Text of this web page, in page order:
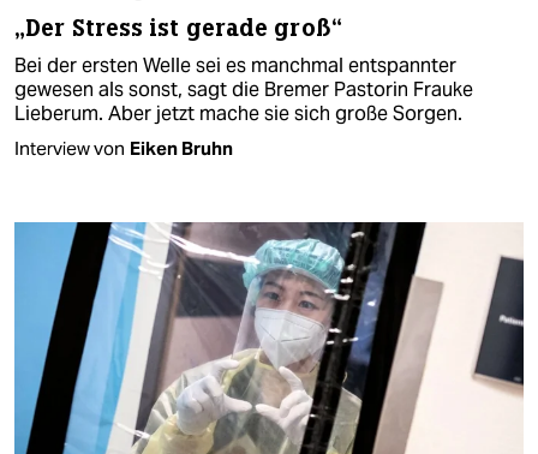
„Der Stress ist gerade groß“
Bei der ersten Welle sei es manchmal entspannter
gewesen als sonst, sagt die Bremer Pastorin Frauke
Lieberum. Aber jetzt mache sie sich große Sorgen.
Interview von Eiken Bruhn